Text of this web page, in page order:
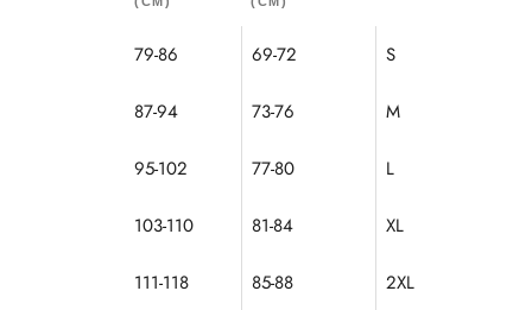
79-86 69-72 S
87-94 73-76 M
95-102 77-80 L
103-110 81-84 XL
111-118 85-88
2XL